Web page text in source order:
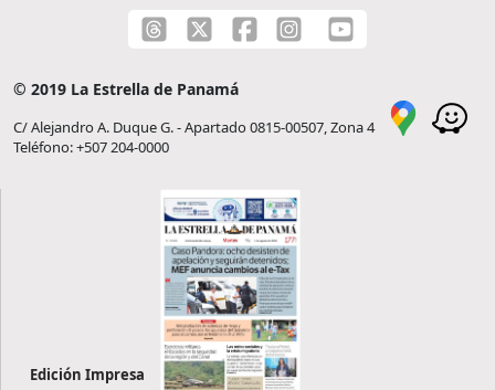
© 2019 La Estrella de Panamá
C/ Alejandro A. Duque G. - Apartado 0815-00507, Zona 4
Teléfono: +507 204-0000
Edición Impresa